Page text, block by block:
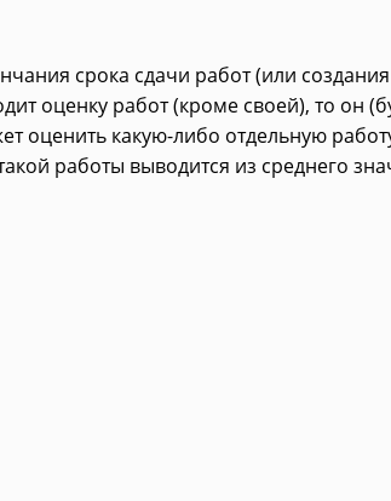
срока сдачи работ (или
оценку работ (кроме своей), то он
оценить какую-либо отдельную
работы выводится из среднего